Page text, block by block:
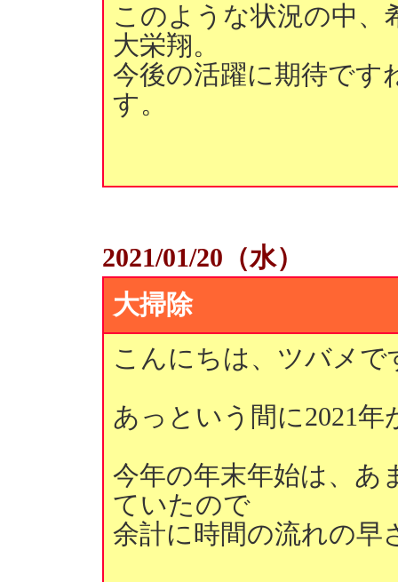
このような状況の中、
大栄翔。
今後の活躍に期待です
す。
2021/01/20（水）
大掃除
こんにちは、ツバメで
あっという間に2021
今年の年末年始は、あ
ていたので
余計に時間の流れの早